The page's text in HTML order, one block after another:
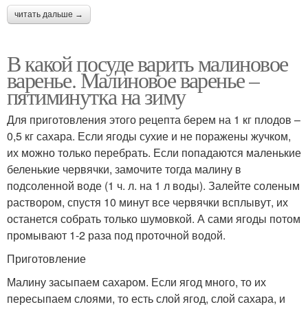
читать дальше →
В какой посуде варить малиновое
варенье. Малиновое варенье –
пятиминутка на зиму
Для приготовления этого рецепта берем на 1 кг плодов –
0,5 кг сахара. Если ягоды сухие и не поражены жучком,
их можно только перебрать. Если попадаются маленькие
беленькие червячки, замочите тогда малину в
подсоленной воде (1 ч. л. на 1 л воды). Залейте соленым
раствором, спустя 10 минут все червячки всплывут, их
останется собрать только шумовкой. А сами ягоды потом
промывают 1-2 раза под проточной водой.
Приготовление
Малину засыпаем сахаром. Если ягод много, то их
пересыпаем слоями, то есть слой ягод, слой сахара, и